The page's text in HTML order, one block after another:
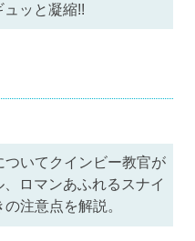
ッと凝縮!!
ついてクインビー教官が
ロマンあふれるスナイ
注意点を解説。